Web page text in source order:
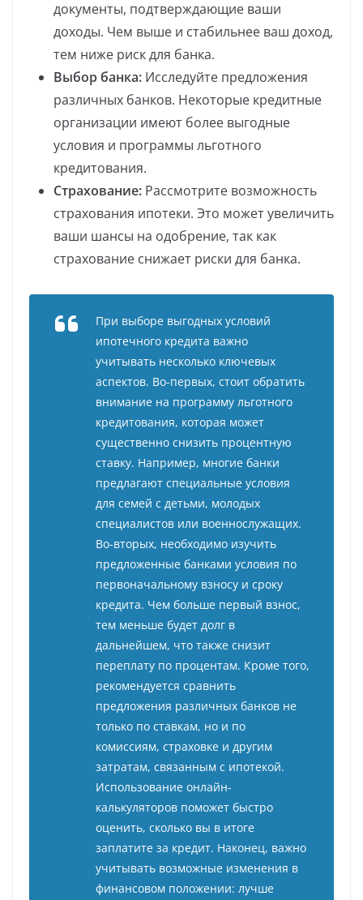
документы, подтверждающие ваши
доходы. Чем выше и стабильнее ваш доход,
тем ниже риск для банка.
Выбор банка: Исследуйте предложения
различных банков. Некоторые кредитные
организации имеют более выгодные
условия и программы льготного
кредитования.
Страхование: Рассмотрите возможность
страхования ипотеки. Это может увеличить
ваши шансы на одобрение, так как
страхование снижает риски для банка.
При выборе выгодных условий
ипотечного кредита важно
учитывать несколько ключевых
аспектов. Во-первых, стоит обратить
внимание на программу льготного
кредитования, которая может
существенно снизить процентную
ставку. Например, многие банки
предлагают специальные условия
для семей с детьми, молодых
специалистов или военнослужащих.
Во-вторых, необходимо изучить
предложенные банками условия по
первоначальному взносу и сроку
кредита. Чем больше первый взнос,
тем меньше будет долг в
дальнейшем, что также снизит
переплату по процентам. Кроме того,
рекомендуется сравнить
предложения различных банков не
только по ставкам, но и по
комиссиям, страховке и другим
затратам, связанным с ипотекой.
Использование онлайн-
калькуляторов поможет быстро
оценить, сколько вы в итоге
заплатите за кредит. Наконец, важно
учитывать возможные изменения в
финансовом положении: лучше